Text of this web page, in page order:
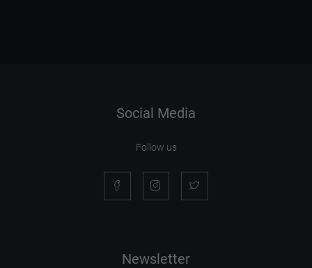
Social Media
Follow us
Newsletter